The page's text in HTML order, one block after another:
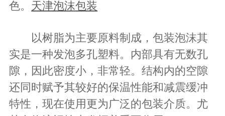
色。 天津泡沫包装
以树脂为主要原料制成，包装泡沫其
实是一种发泡多孔塑料。内部具有无数孔
隙，因此密度小，非常轻。结构内的空隙
还同时赋予其较好的保温性能和减震缓冲
特性，现在使用更为广泛的包装介质。尤